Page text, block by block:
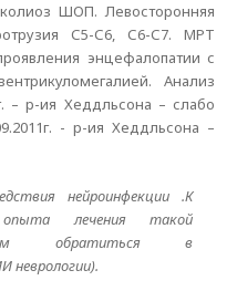
ШОП. Левосторонняя
С5-С6, С6-С7. МРТ
энцефалопатии с
Анализ
– р-ия Хеддльсона – слабо
- р-ия Хеддльсона –
нейроинфекции .К
лечения такой
Вам обратиться в
неврологии).